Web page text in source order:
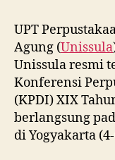
UPT
Agung (Unissula
Unissula resmi
Konferensi
(KPDI) XIX
berlangsung
di Yogyakarta